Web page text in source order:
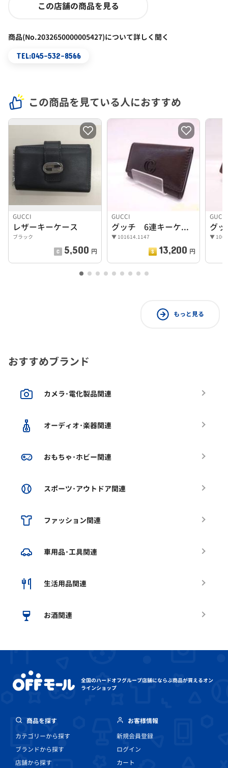
この店舗の商品を見る
商品(No.2032650000005427)について詳しく聞く
TEL:045-532-8566
この商品を見ている人におすすめ
GUCCI
レザーキーケース
ブラック
5,500 円
GUCCI
グッチ 6連キーケース 未使用品 ダークブラウン
▼ 101614.1147
13,200 円
▼
もっと見る
おすすめブランド
カメラ･電化製品関連
オーディオ･楽器関連
おもちゃ･ホビー関連
スポーツ･アウトドア関連
ファッション関連
車用品･工具関連
生活用品関連
お酒関連
全国のハードオフグループ店舗にならぶ商品が買えるオン
ラインショップ
商品を探す
カテゴリーから探す
ブランドから探す
店舗から探す
お客様情報
新規会員登録
ログイン
カート